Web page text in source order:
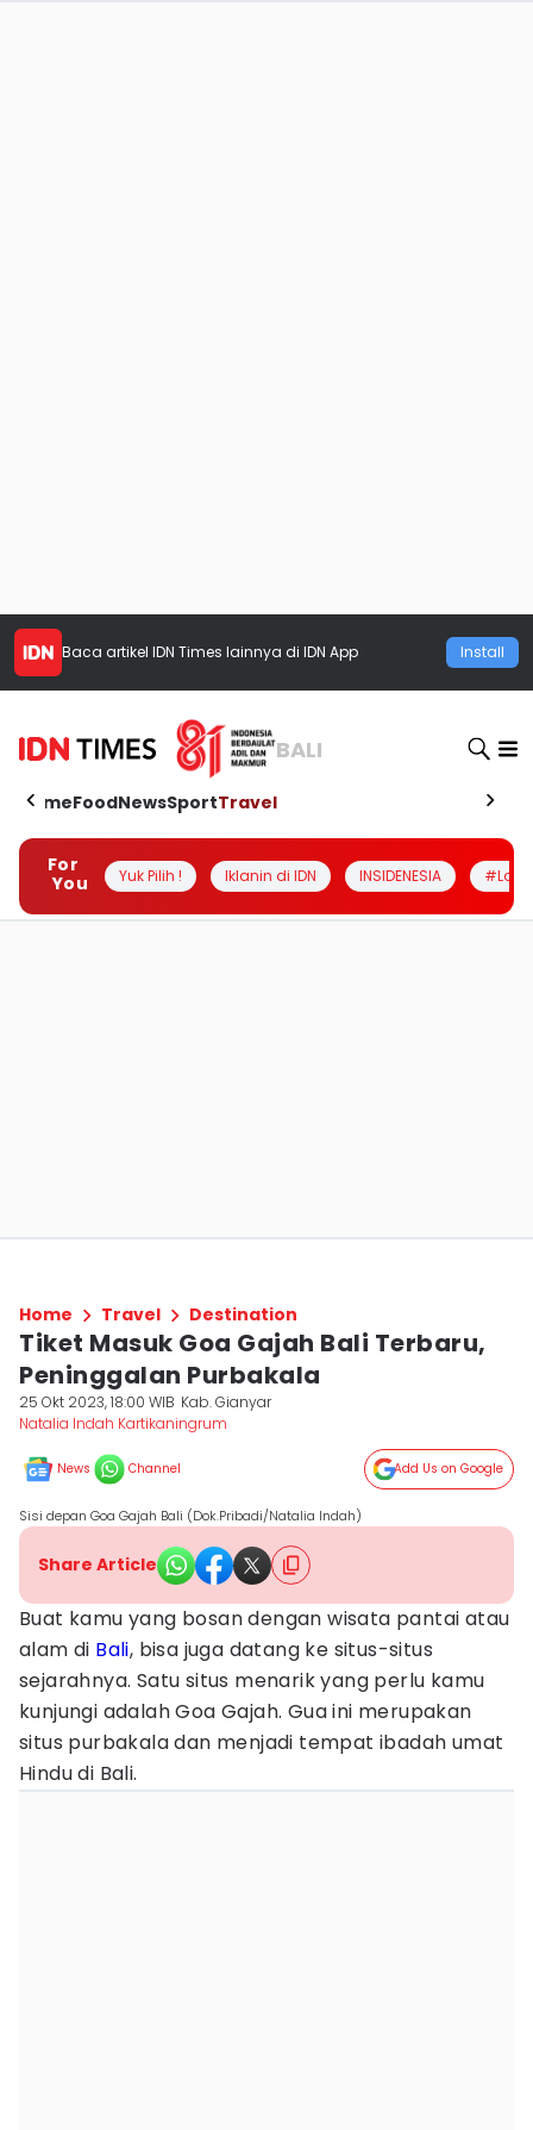
Baca artikel IDN Times lainnya di IDN App Install
BALI
HomeFoodNewsSportTravel
For
You
Yuk Pilih ! Iklanin di IDN INSIDENESIA
Home Travel Destination
Tiket Masuk Goa Gajah Bali Terbaru,
Peninggalan Purbakala
25 Okt 2023, 18:00 WIB Kab. Gianyar
Natalia Indah Kartikaningrum
News Channel Add Us on Google
Sisi depan Goa Gajah Bali (Dok.Pribadi/Natalia Indah)
Share Article
Buat kamu yang bosan dengan wisata pantai atau
alam di Bali, bisa juga datang ke situs-situs
sejarahnya. Satu situs menarik yang perlu kamu
kunjungi adalah Goa Gajah. Gua ini merupakan
situs purbakala dan menjadi tempat ibadah umat
Hindu di Bali.